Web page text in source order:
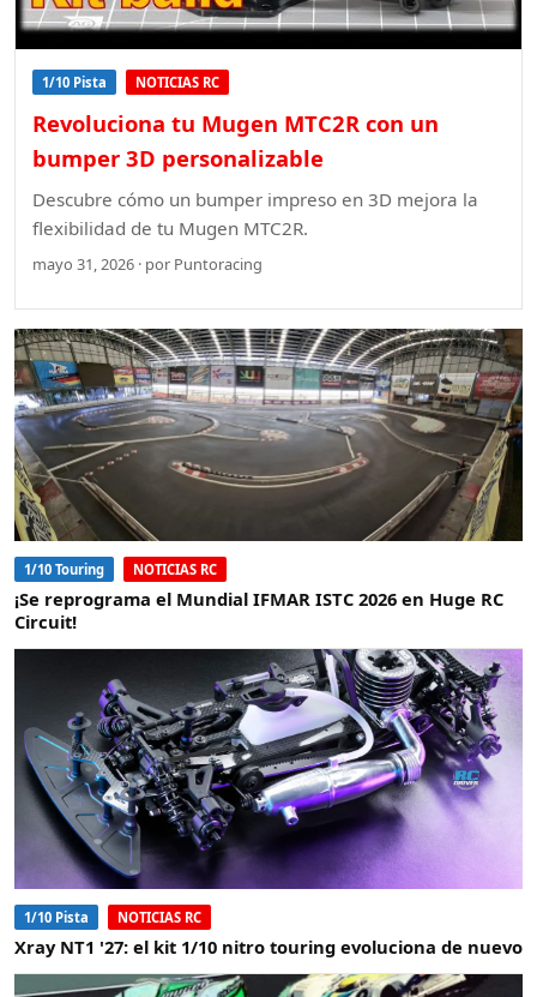
1/10 Pista NOTICIAS RC
Revoluciona tu Mugen MTC2R con un
bumper 3D personalizable
Descubre cómo un bumper impreso en 3D mejora la
flexibilidad de tu Mugen MTC2R.
mayo 31, 2026 · por Puntoracing
1/10 Touring NOTICIAS RC
¡Se reprograma el Mundial IFMAR ISTC 2026 en Huge RC
Circuit!
1/10 Pista NOTICIAS RC
Xray NT1 '27: el kit 1/10 nitro touring evoluciona de nuevo